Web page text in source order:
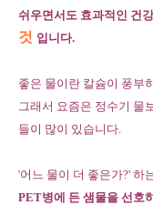
쉬우면서도 효과적인 건
것 입니다.
좋은 물이란 칼슘이 풍부
그래서 요즘은 정수기 물
들이 많이 있습니다.
'어느 물이 더 좋은가?' 하
PET병에 든 샘물을 선호